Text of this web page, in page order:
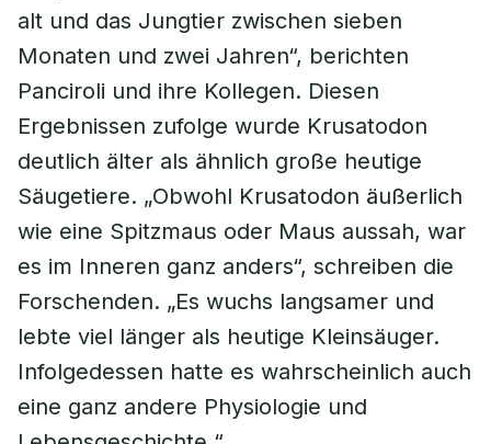
alt und das Jungtier zwischen sieben
Monaten und zwei Jahren“, berichten
Panciroli und ihre Kollegen. Diesen
Ergebnissen zufolge wurde Krusatodon
deutlich älter als ähnlich große heutige
Säugetiere. „Obwohl Krusatodon äußerlich
wie eine Spitzmaus oder Maus aussah, war
es im Inneren ganz anders“, schreiben die
Forschenden. „Es wuchs langsamer und
lebte viel länger als heutige Kleinsäuger.
Infolgedessen hatte es wahrscheinlich auch
eine ganz andere Physiologie und